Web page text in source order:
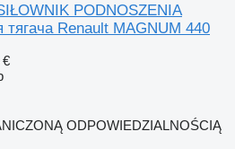
PODNOSZENIA
Renault MAGNUM 440
€
ODPOWIEDZIALNOŚCIĄ